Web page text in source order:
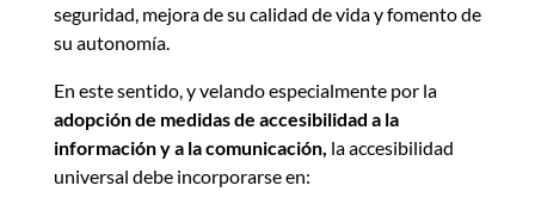
seguridad, mejora de su calidad de vida y fomento de
su autonomía.
En este sentido, y velando especialmente por la
adopción de medidas de accesibilidad a la
información y a la comunicación, la accesibilidad
universal debe incorporarse en: